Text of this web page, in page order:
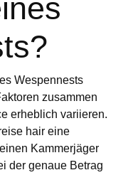
Wespennests
zusammen
erheblich variieren.
hair eine
Kammerjäger
der genaue Betrag